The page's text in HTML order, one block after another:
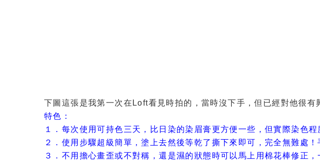
下圖這張是我第一次在Loft看見時拍的，當時沒下手，但已經對他很有
特色：
１．每次使用可持色三天，比日染的染眉膏更方便一些，但實際染色程
２．使用步驟超級簡單，塗上去然後等乾了撕下來即可，完全無難處！
３．不用擔心畫歪或不對稱，還是濕的狀態時可以馬上用棉花棒修正，